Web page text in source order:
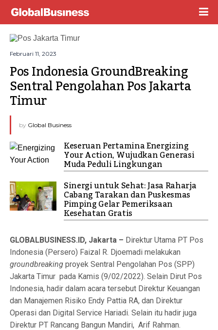
Februari 11, 2023
Pos Indonesia GroundBreaking
Sentral Pengolahan Pos Jakarta
Timur
by Global Business
Keseruan Pertamina Energizing
Your Action, Wujudkan Generasi
Muda Peduli Lingkungan
Sinergi untuk Sehat: Jasa Raharja
Cabang Tarakan dan Puskesmas
Pimping Gelar Pemeriksaan
Kesehatan Gratis
GLOBALBUSINESS.ID, Jakarta – Direktur Utama PT Pos
Indonesia (Persero) Faizal R. Djoemadi melakukan
groundbreaking proyek Sentral Pengolahan Pos (SPP)
Jakarta Timur pada Kamis (9/02/2022). Selain Dirut Pos
Indonesia, hadir dalam acara tersebut Direktur Keuangan
dan Manajemen Risiko Endy Pattia RA, dan Direktur
Operasi dan Digital Service Hariadi. Selain itu hadir juga
Direktur PT Rancang Bangun Mandiri, Arif Rahman.